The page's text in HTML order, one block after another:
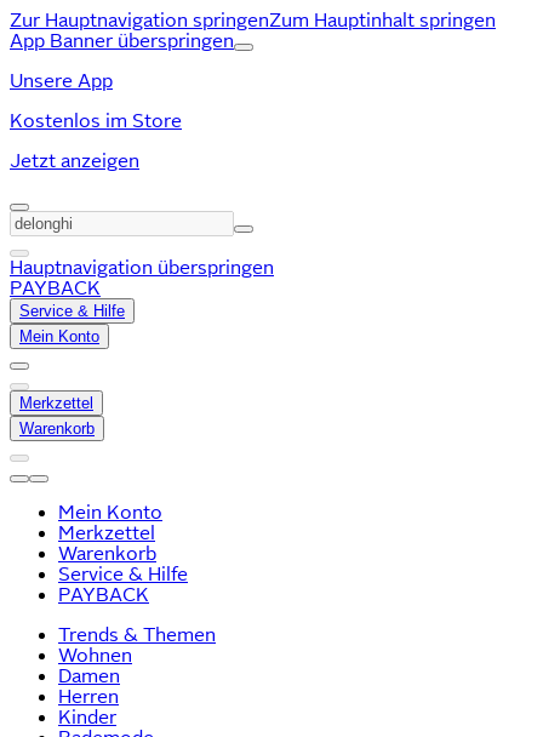
Zur Hauptnavigation springenZum Hauptinhalt springen
App Banner überspringen
Unsere App
Kostenlos im Store
Jetzt anzeigen
Hauptnavigation überspringen
PAYBACK
Service & Hilfe
Mein Konto
Merkzettel
Warenkorb
Mein Konto
Merkzettel
Warenkorb
Service & Hilfe
PAYBACK
Trends & Themen
Wohnen
Damen
Herren
Kinder